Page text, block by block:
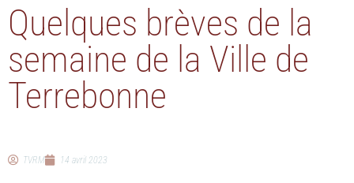
Quelques brèves de la
semaine de la Ville de
Terrebonne
TVRM 14 avril 2023